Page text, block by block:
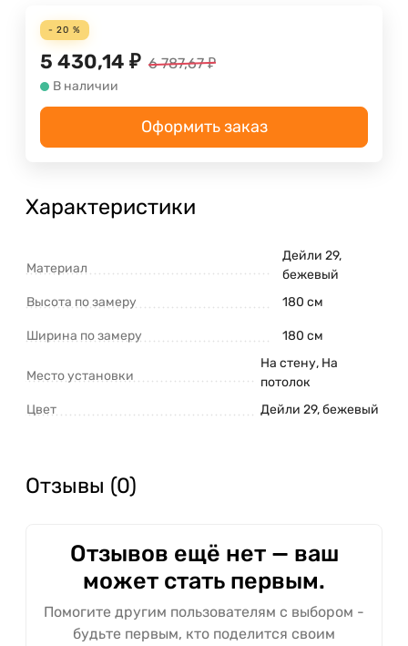
- 20 %
5 430,14 ₽ 6 787,67 ₽
В наличии
Оформить заказ
Характеристики
Материал
Дейли 29,
бежевый
Высота по замеру
180 см
Ширина по замеру 180 см
Место установки
На стену, На
потолок
Цвет
Дейли 29, бежевый
Отзывы (0)
Отзывов ещё нет — ваш
может стать первым.
Помогите другим пользователям с выбором -
будьте первым, кто поделится своим